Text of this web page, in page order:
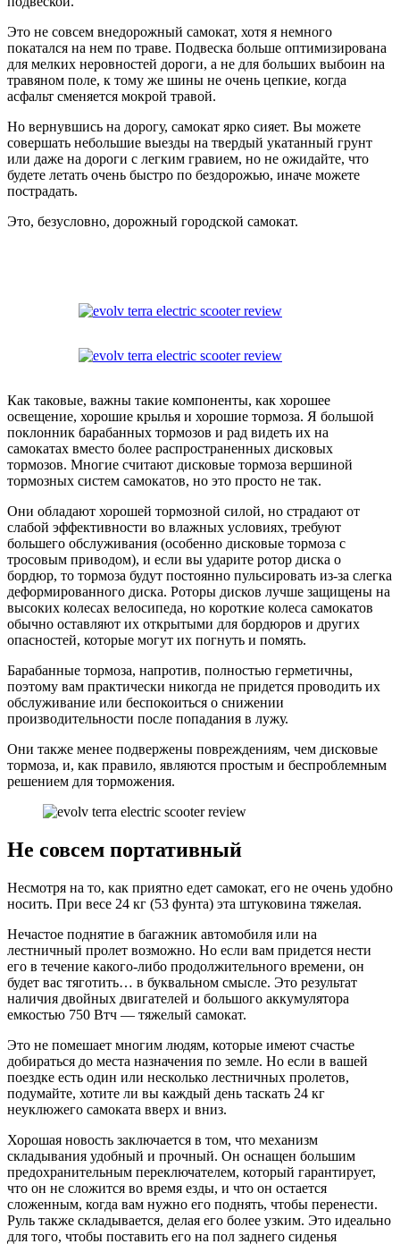
Это не совсем внедорожный самокат, хотя я немного
покатался на нем по траве. Подвеска больше оптимизирована
для мелких неровностей дороги, а не для больших выбоин на
травяном поле, к тому же шины не очень цепкие, когда
асфальт сменяется мокрой травой.
Но вернувшись на дорогу, самокат ярко сияет. Вы можете
совершать небольшие выезды на твердый укатанный грунт
или даже на дороги с легким гравием, но не ожидайте, что
будете летать очень быстро по бездорожью, иначе можете
пострадать.
Это, безусловно, дорожный городской самокат.
Как таковые, важны такие компоненты, как хорошее
освещение, хорошие крылья и хорошие тормоза. Я большой
поклонник барабанных тормозов и рад видеть их на
самокатах вместо более распространенных дисковых
тормозов. Многие считают дисковые тормоза вершиной
тормозных систем самокатов, но это просто не так.
Они обладают хорошей тормозной силой, но страдают от
слабой эффективности во влажных условиях, требуют
большего обслуживания (особенно дисковые тормоза с
тросовым приводом), и если вы ударите ротор диска о
бордюр, то тормоза будут постоянно пульсировать из-за слегка
деформированного диска. Роторы дисков лучше защищены на
высоких колесах велосипеда, но короткие колеса самокатов
обычно оставляют их открытыми для бордюров и других
опасностей, которые могут их погнуть и помять.
Барабанные тормоза, напротив, полностью герметичны,
поэтому вам практически никогда не придется проводить их
обслуживание или беспокоиться о снижении
производительности после попадания в лужу.
Они также менее подвержены повреждениям, чем дисковые
тормоза, и, как правило, являются простым и беспроблемным
решением для торможения.
Не совсем портативный
Несмотря на то, как приятно едет самокат, его не очень удобно
носить. При весе 24 кг (53 фунта) эта штуковина тяжелая.
Нечастое поднятие в багажник автомобиля или на
лестничный пролет возможно. Но если вам придется нести
его в течение какого-либо продолжительного времени, он
будет вас тяготить… в буквальном смысле. Это результат
наличия двойных двигателей и большого аккумулятора
емкостью 750 Втч — тяжелый самокат.
Это не помешает многим людям, которые имеют счастье
добираться до места назначения по земле. Но если в вашей
поездке есть один или несколько лестничных пролетов,
подумайте, хотите ли вы каждый день таскать 24 кг
неуклюжего самоката вверх и вниз.
Хорошая новость заключается в том, что механизм
складывания удобный и прочный. Он оснащен большим
предохранительным переключателем, который гарантирует,
что он не сложится во время езды, и что он остается
сложенным, когда вам нужно его поднять, чтобы перенести.
Руль также складывается, делая его более узким. Это идеально
для того, чтобы поставить его на пол заднего сиденья